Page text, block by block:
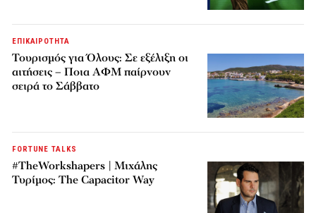
ΕΠΙΚΑΙΡΟΤΗΤΑ
Τουρισμός για Όλους: Σε εξέλιξη οι
αιτήσεις – Ποια ΑΦΜ παίρνουν
σειρά το Σάββατο
FORTUNE TALKS
#TheWorkshapers | Μιχάλης
Τυρίμος: The Capacitor Way